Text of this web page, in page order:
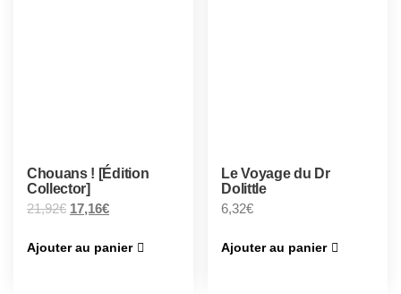
Chouans ! [Édition
Collector]
21,92€ 17,16€
Ajouter au panier
Le Voyage du Dr
Dolittle
6,32€
Ajouter au panier